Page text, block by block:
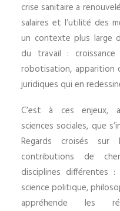
crise sanitaire a
salaires et l’utilité des
un contexte plus large
du travail :
robotisation, apparition
juridiques qui en
C’est à ces enjeux,
sciences sociales, que
Regards croisés sur
contributions de
disciplines différentes
science politique,
appréhende les